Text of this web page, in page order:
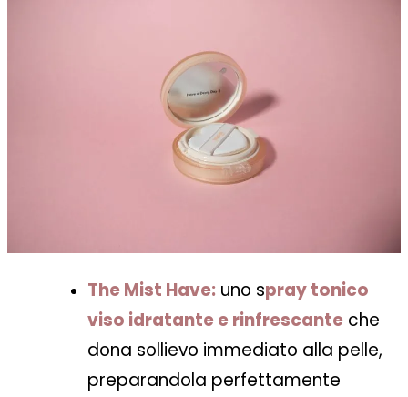
The Mist Have: uno spray tonico
viso idratante e rinfrescante che
dona sollievo immediato alla pelle,
preparandola perfettamente